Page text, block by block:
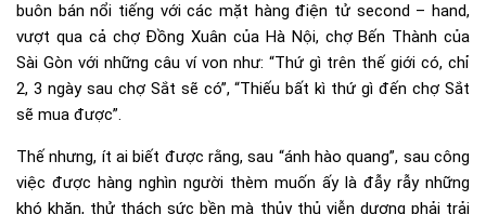
buôn bán nổi tiếng với các mặt hàng điện tử second – hand,
vượt qua cả chợ Đồng Xuân của Hà Nội, chợ Bến Thành của
Sài Gòn với những câu ví von như: “Thứ gì trên thế giới có, chỉ
2, 3 ngày sau chợ Sắt sẽ có”, “Thiếu bất kì thứ gì đến chợ Sắt
sẽ mua được”.
Thế nhưng, ít ai biết được rằng, sau “ánh hào quang”, sau công
việc được hàng nghìn người thèm muốn ấy là đẫy rẫy những
khó khăn, thử thách sức bền mà thủy thủ viễn dương phải trải